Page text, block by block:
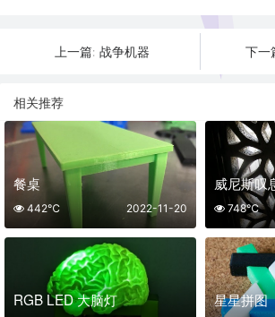
上一篇: 战争机器 下一
相关推荐
餐桌
2022-11-20
442℃
威尼斯叹
748℃
RGB LED 大脑灯 星星拼图